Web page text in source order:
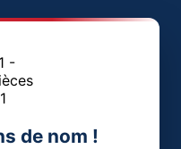
de nom !